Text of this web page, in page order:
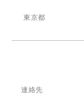
東京都
連絡先